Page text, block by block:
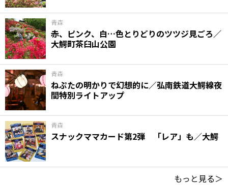
青森
赤、ピンク、白…色とりどりのツツジ見ごろ／
大鰐町茶臼山公園
青森
ねぷたの明かりで幻想的に／弘南鉄道大鰐線夜
間特別ライトアップ
青森
スナックママカード第2弾 「レア」も／大鰐
もっと見る＞